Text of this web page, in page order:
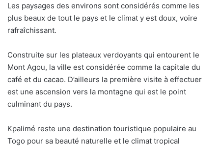
Les paysages des environs sont considérés comme les
plus beaux de tout le pays et le climat y est doux, voire
rafraîchissant.
Construite sur les plateaux verdoyants qui entourent le
Mont Agou, la ville est considérée comme la capitale du
café et du cacao. D’ailleurs la première visite à effectuer
est une ascension vers la montagne qui est le point
culminant du pays.
Kpalimé reste une destination touristique populaire au
Togo pour sa beauté naturelle et le climat tropical